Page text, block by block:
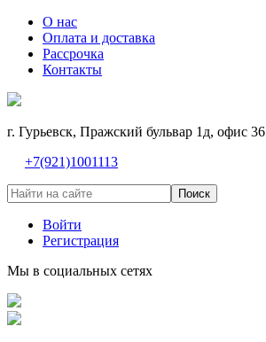
О нас
Оплата и доставка
Рассрочка
Контакты
г. Гурьевск, Пражский бульвар 1д, офис 36
+7(921)1001113
Поиск
Войти
Регистрация
Мы в социальных сетях